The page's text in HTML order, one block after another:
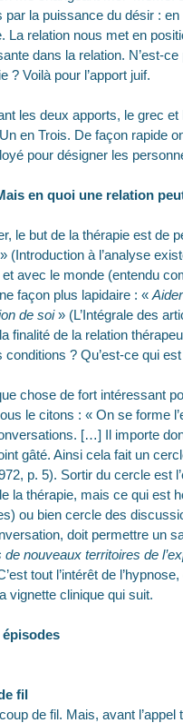
par la puissance du désir :
La relation nous met en
dans la relation. N’est-
? Voilà pour l’apport juif.
les deux apports, le grec
en Trois. De façon rapide
pour désigner les
en quoi une relation
le but de la thérapie est de
(Introduction à l’analyse
avec le monde (entendu
façon plus lapidaire : «
de soi» (L’Intégrale des
finalité de la relation
? Qu’est-ce qui
chose de fort intéressant
le citons : « On se forme
[…] Il importe
gâté. Ainsi cela fait un
p. 5). Sortir du cercle est
la thérapie, mais ce qui est
ou bien cercle des
doit permettre un
de nouveaux territoires de
tout l’intérêt de
vignette clinique qui suit.
fil
de fil. Mais, avant